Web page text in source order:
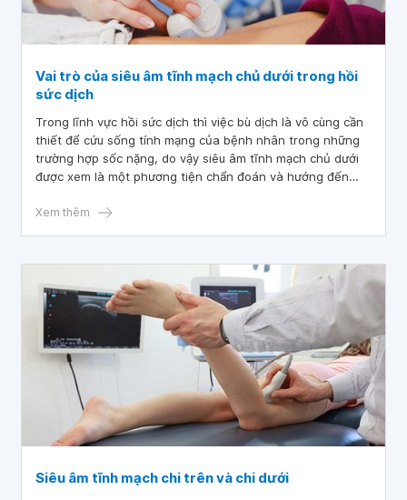
Vai trò của siêu âm tĩnh mạch chủ dưới trong hồi
sức dịch
Trong lĩnh vực hồi sức dịch thì việc bù dịch là vô cùng cần
thiết để cứu sống tính mạng của bệnh nhân trong những
trường hợp sốc nặng, do vậy siêu âm tĩnh mạch chủ dưới
được xem là một phương tiện chẩn đoán và hướng đến
thực hiện và an toàn cho bệnh nhân.
Xem thêm
Siêu âm tĩnh mạch chi trên và chi dưới